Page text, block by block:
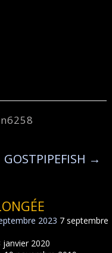
GOSTPIPEFISH →
2023 7 septembre
janvier 2020